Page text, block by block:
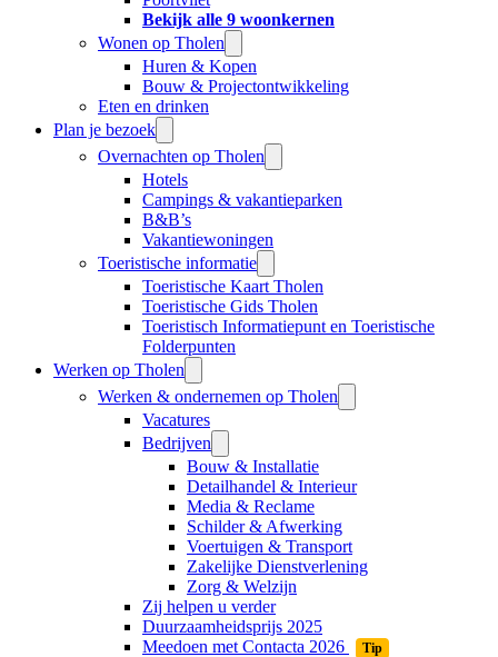
Bekijk alle 9 woonkernen
Wonen op Tholen
Huren & Kopen
Bouw & Projectontwikkeling
Eten en drinken
Plan je bezoek
Overnachten op Tholen
Hotels
Campings & vakantieparken
B&B’s
Vakantiewoningen
Toeristische informatie
Toeristische Kaart Tholen
Toeristische Gids Tholen
Toeristisch Informatiepunt en Toeristische
Folderpunten
Werken op Tholen
Werken & ondernemen op Tholen
Vacatures
Bedrijven
Bouw & Installatie
Detailhandel & Interieur
Media & Reclame
Schilder & Afwerking
Voertuigen & Transport
Zakelijke Dienstverlening
Zorg & Welzijn
Zij helpen u verder
Duurzaamheidsprijs 2025
Meedoen met Contacta 2026
Tip